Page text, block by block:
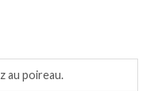
au poireau.